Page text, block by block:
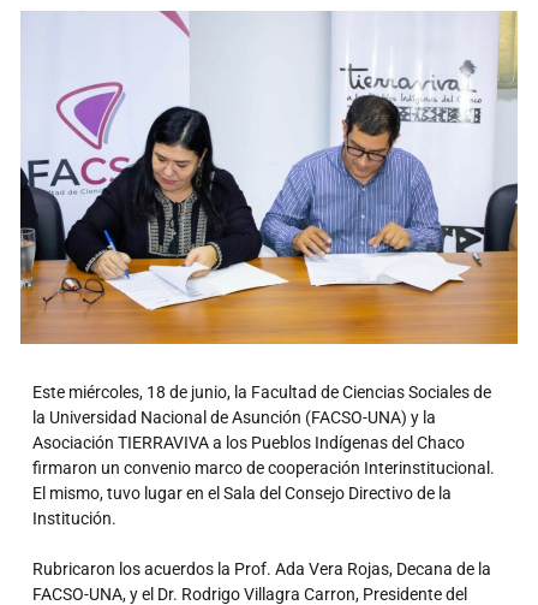
Este miércoles, 18 de junio, la Facultad de Ciencias Sociales de
la Universidad Nacional de Asunción (FACSO-UNA) y la
Asociación TIERRAVIVA a los Pueblos Indígenas del Chaco
firmaron un convenio marco de cooperación Interinstitucional.
El mismo, tuvo lugar en el Sala del Consejo Directivo de la
Institución.
Rubricaron los acuerdos la Prof. Ada Vera Rojas, Decana de la
FACSO-UNA, y el Dr. Rodrigo Villagra Carron, Presidente del